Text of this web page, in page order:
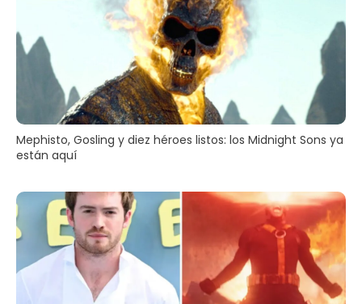
Mephisto, Gosling y diez héroes listos: los Midnight Sons ya
están aquí